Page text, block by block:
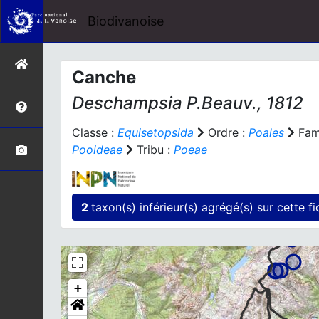
Biodivanoise
Canche
Deschampsia P.Beauv., 1812
Classe : Equisetopsida Ordre : Poales
Pooideae
Tribu : Poeae
2 taxon(s)
+